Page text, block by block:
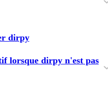
dirpy
lorsque dirpy n'est pas